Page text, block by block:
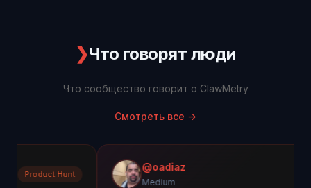
❯Что говорят люди
Что сообщество говорит о ClawMetry
Смотреть все →
@oadiaz
Medium